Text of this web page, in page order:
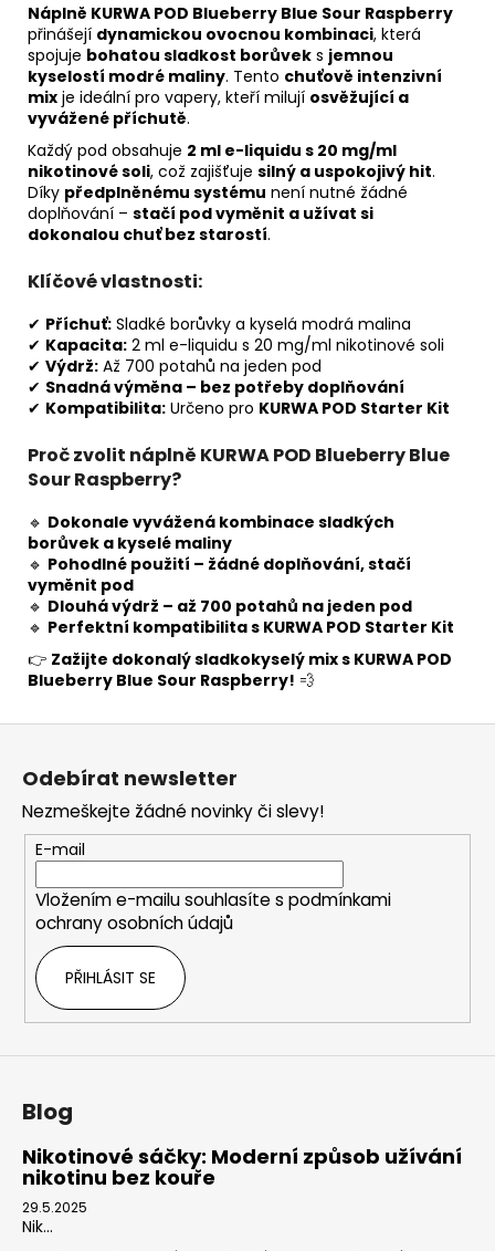
Náplně KURWA POD Blueberry Blue Sour Raspberry
přinášejí dynamickou ovocnou kombinaci, která
spojuje bohatou sladkost borůvek s jemnou
kyselostí modré maliny. Tento chuťově intenzivní
mix je ideální pro vapery, kteří milují osvěžující a
vyvážené příchutě.
Každý pod obsahuje 2 ml e-liquidu s 20 mg/ml
nikotinové soli, což zajišťuje silný a uspokojivý hit.
Díky předplněnému systému není nutné žádné
doplňování – stačí pod vyměnit a užívat si
dokonalou chuť bez starostí.
Klíčové vlastnosti:
✔ Příchuť: Sladké borůvky a kyselá modrá malina
✔ Kapacita: 2 ml e-liquidu s 20 mg/ml nikotinové soli
✔ Výdrž: Až 700 potahů na jeden pod
✔ Snadná výměna – bez potřeby doplňování
✔ Kompatibilita: Určeno pro KURWA POD Starter Kit
Proč zvolit náplně KURWA POD Blueberry Blue
Sour Raspberry?
🔹 Dokonale vyvážená kombinace sladkých
borůvek a kyselé maliny
🔹 Pohodlné použití – žádné doplňování, stačí
vyměnit pod
🔹 Dlouhá výdrž – až 700 potahů na jeden pod
🔹 Perfektní kompatibilita s KURWA POD Starter Kit
👉 Zažijte dokonalý sladkokyselý mix s KURWA POD
Blueberry Blue Sour Raspberry! 💨
Z
Odebírat newsletter
Nezmeškejte žádné novinky či slevy!
E-mail
Vložením e-mailu souhlasíte s podmínkami
ochrany osobních údajů
PŘIHLÁSIT SE
Blog
Nikotinové sáčky: Moderní způsob užívání
nikotinu bez kouře
29.5.2025
Nik...